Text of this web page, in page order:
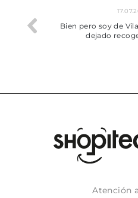
trobat
Bien pero soy de
dejado
Atención